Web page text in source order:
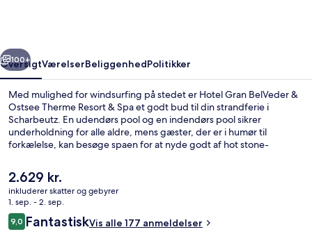
Resort
&
Spa
Næste
100+
OversigtVærelserBeliggenhedPolitikker
Med mulighed for windsurfing på stedet er Hotel Gran BelVeder &
Ostsee Therme Resort & Spa et godt bud til din strandferie i
Scharbeutz. En udendørs pool og en indendørs pool sikrer
underholdning for alle aldre, mens gæster, der er i humør til
forkælelse, kan besøge spaen for at nyde godt af hot stone-
Spisemulighederne tæller 2 restauranter, og baren/loungen er et
godt sted at nyde en kølig drink. En gratis børneklub, en bar ved
poolen og et motionscenter er andre højdepunkter på dette hotel
med luksusfaciliteter.
Den
nuværende
pris
er
2.629 kr.
2.629 kr.
inkluderer skatter og gebyrer
1. sep. - 2. sep.
Anmeldelser
9,09,0 ud af 10.
FantastiskVis alle 177 anmeldelser